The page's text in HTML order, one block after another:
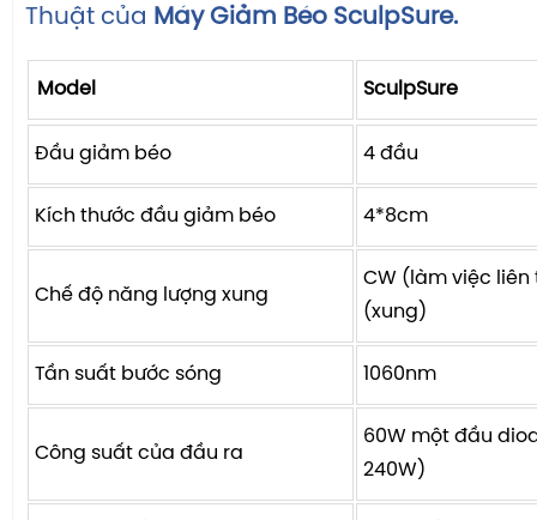
Thuật của Máy Giảm Béo SculpSure.
Model SculpSure
Đầu giảm béo 4 đầu
Kích thước đầu giảm béo 4*8cm
Chế độ năng lượng xung
CW (làm việc liên
(xung)
Tần suất bước sóng 1060nm
Công suất của đầu ra
60W một đầu
240W)